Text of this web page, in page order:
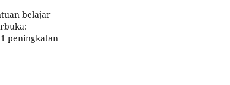
belajar
peningkatan